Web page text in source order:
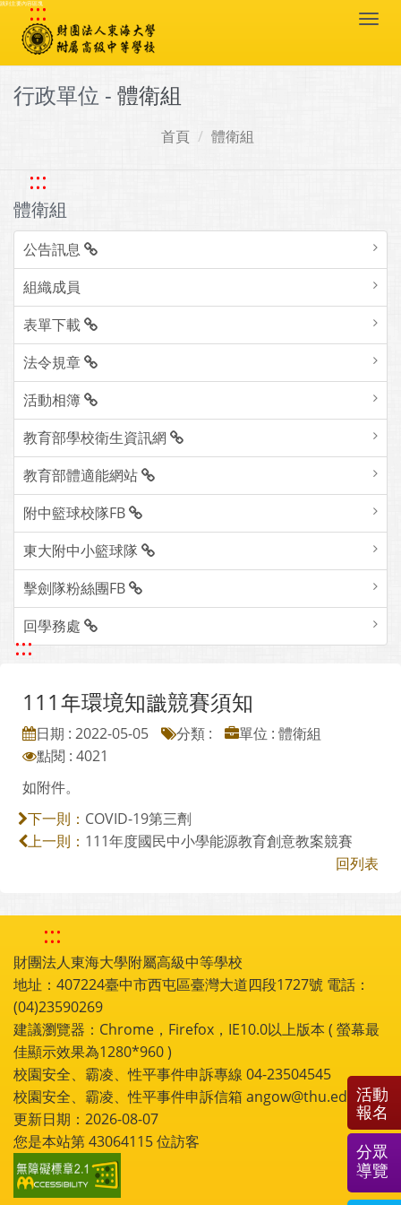
跳到主要內容區塊
:::
行政單位 - 體衛組
首頁 體衛組
:::
體衛組
公告訊息
組織成員
表單下載
法令規章
活動相簿
教育部學校衛生資訊網
教育部體適能網站
附中籃球校隊FB
東大附中小籃球隊
擊劍隊粉絲團FB
回學務處
:::
111年環境知識競賽須知
日期 : 2022-05-05 分類 :
單位 : 體衛組
點閱 : 4021
如附件。
下一則： COVID-19第三劑
上一則： 111年度國民中小學能源教育創意教案競賽
回列表
:::
財團法人東海大學附屬高級中等學校
地址：407224臺中市西屯區臺灣大道四段1727號 電話：
(04)23590269
建議瀏覽器：Chrome，Firefox，IE10.0以上版本 ( 螢幕最
佳顯示效果為1280*960 )
校園安全、霸凌、性平事件申訴專線 04-23504545
校園安全、霸凌、性平事件申訴信箱 angow@thu.edu.tw
更新日期：2026-08-07
您是本站第43064115位訪客
活動
報名
分眾
導覽